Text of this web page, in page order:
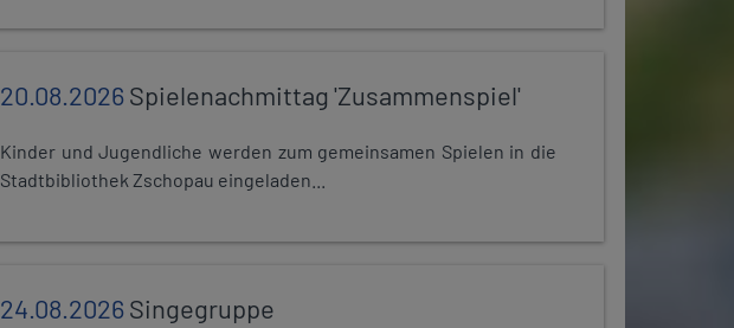
20.08.2026Spielenachmittag 'Zusammenspiel'
Kinder und Jugendliche werden zum gemeinsamen Spielen in die
Stadtbibliothek Zschopau eingeladen...
24.08.2026Singegruppe